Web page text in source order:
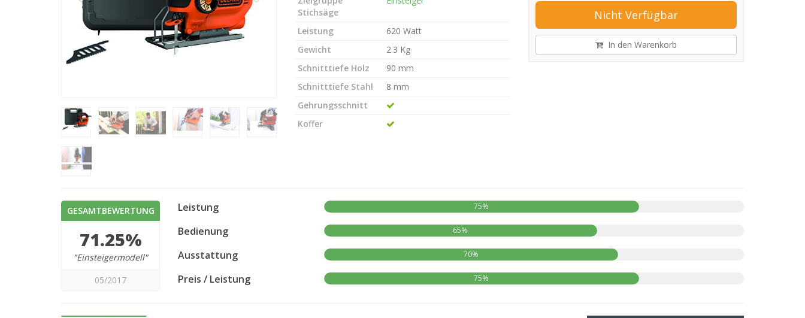
Nicht Verfügbar
In den Warenkorb
Stichsäge
Leistung
620 Watt
Gewicht
2.3 Kg
Schnitttiefe Holz
90 mm
Schnitttiefe Stahl
8 mm
Gehrungsschnitt
Koffer
GESAMTBEWERTUNG
71.25%
"Einsteigermodell"
05/2017
Leistung 75%
Bedienung 65%
Ausstattung 70%
Preis / Leistung 75%